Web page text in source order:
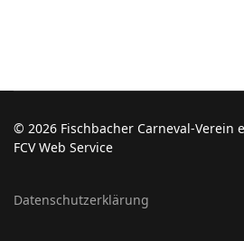
© 2026 Fischbacher Carneval-Verein
FCV Web Service
Datenschutzerklärung